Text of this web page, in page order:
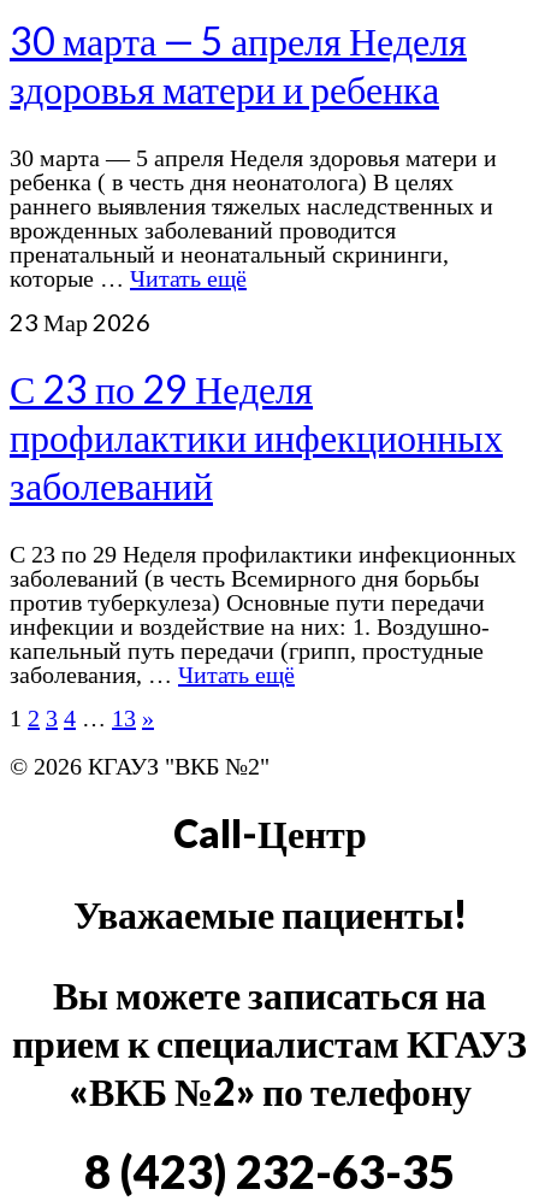
30 марта — 5 апреля Неделя
здоровья матери и ребенка
30 марта — 5 апреля Неделя здоровья матери и
ребенка ( в честь дня неонатолога) В целях
раннего выявления тяжелых наследственных и
врожденных заболеваний проводится
пренатальный и неонатальный скрининги,
которые … Читать ещё
23 Мар 2026
С 23 по 29 Неделя
профилактики инфекционных
заболеваний
С 23 по 29 Неделя профилактики инфекционных
заболеваний (в честь Всемирного дня борьбы
против туберкулеза) Основные пути передачи
инфекции и воздействие на них: 1. Воздушно-
капельный путь передачи (грипп, простудные
заболевания, … Читать ещё
1 2 3 4 … 13 »
© 2026 КГАУЗ "ВКБ №2"
Call-Центр
Уважаемые пациенты!
Вы можете записаться на
прием к специалистам КГАУЗ
«ВКБ №2» по телефону
8 (423) 232-63-35